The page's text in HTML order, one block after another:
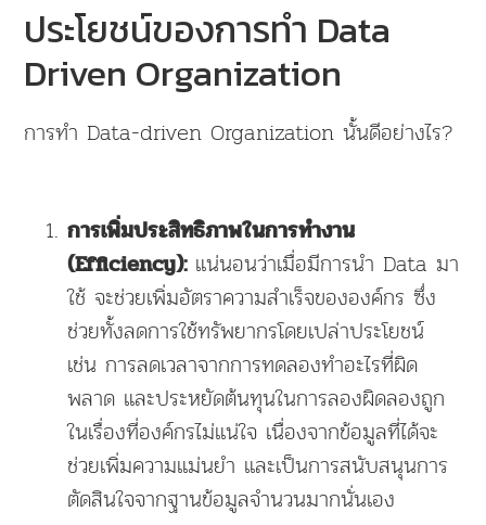
ประโยชน์ของการทำ Data
Driven Organization
การทำ Data-driven Organization นั้นดีอย่างไร?
การเพิ่มประสิทธิภาพในการทำงาน
(Efficiency): แน่นอนว่าเมื่อมีการนำ Data มา
ใช้ จะช่วยเพิ่มอัตราความสำเร็จขององค์กร ซึ่ง
ช่วยทั้งลดการใช้ทรัพยากรโดยเปล่าประโยชน์
เช่น การลดเวลาจากการทดลองทำอะไรที่ผิด
พลาด และประหยัดต้นทุนในการลองผิดลองถูก
ในเรื่องที่องค์กรไม่แน่ใจ เนื่องจากข้อมูลที่ได้จะ
ช่วยเพิ่มความแม่นยำ และเป็นการสนับสนุนการ
ตัดสินใจจากฐานข้อมูลจำนวนมากนั่นเอง